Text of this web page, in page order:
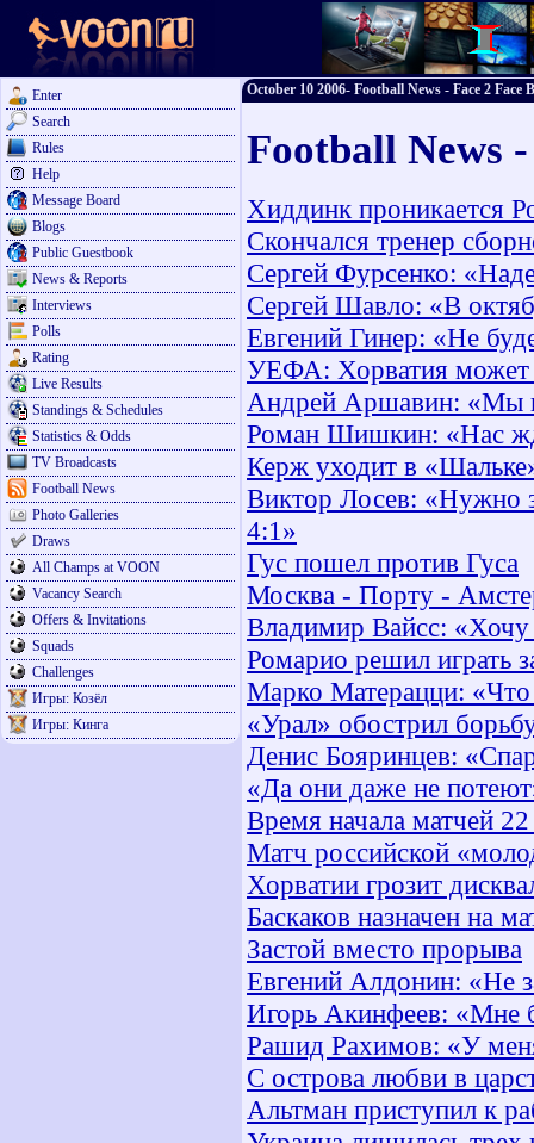
Enter
Search
Rules
Help
Message Board
Blogs
Public Guestbook
News & Reports
Interviews
Polls
Rating
Live Results
Standings & Schedules
Statistics & Odds
TV Broadcasts
Football News
Photo Galleries
Draws
All Champs at VOON
Vacancy Search
Offers & Invitations
Squads
Challenges
Игры: Козёл
Игры: Кинга
October 10 2006- Football News - Face 2 Face
Football News
Хиддинк проникается
Скончался тренер
Сергей Фурсенко:
Сергей Шавло: «В
Евгений Гинер: «Не
УЕФА: Хорватия может
Андрей Аршавин: «Мы
Роман Шишкин: «Нас
Керж уходит в
Виктор Лосев: «Нужно
4:1»
Гус пошел против Гуса
Москва - Порту -
Владимир Вайсс: «Хочу
Ромарио решил играть
Марко Матерацци: «Что
«Урал» обострил
Денис Бояринцев:
«Да они даже не
Время начала матчей 22
Матч российской
Хорватии грозит
Баскаков назначен на
Застой вместо прорыва
Евгений Алдонин: «Не
Игорь Акинфеев: «Мне
Рашид Рахимов: «У
С острова любви в
Альтман приступил к